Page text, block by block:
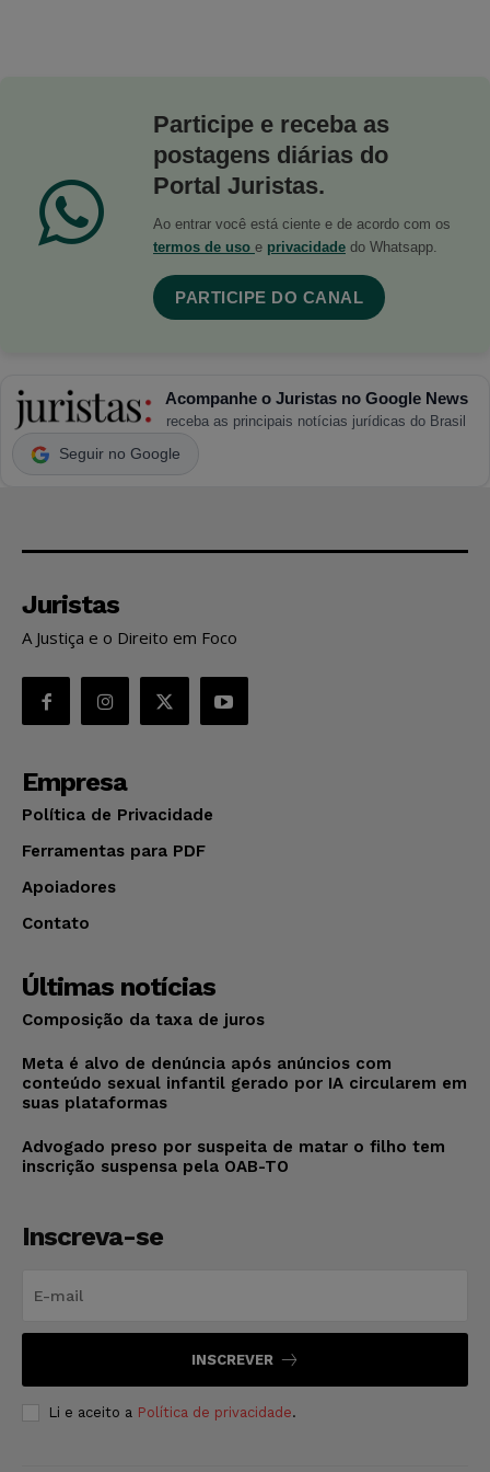
Participe e receba as
postagens diárias do
Portal Juristas.
Ao entrar você está ciente e de acordo com os
termos de uso e privacidade do Whatsapp.
PARTICIPE DO CANAL
Acompanhe o Juristas no Google News
receba as principais notícias jurídicas do Brasil
Seguir no Google
Juristas
A Justiça e o Direito em Foco
Empresa
Política de Privacidade
Ferramentas para PDF
Apoiadores
Contato
Últimas notícias
Composição da taxa de juros
Meta é alvo de denúncia após anúncios com
conteúdo sexual infantil gerado por IA circularem em
suas plataformas
Advogado preso por suspeita de matar o filho tem
inscrição suspensa pela OAB-TO
Inscreva-se
INSCREVER
Li e aceito a Política de privacidade.